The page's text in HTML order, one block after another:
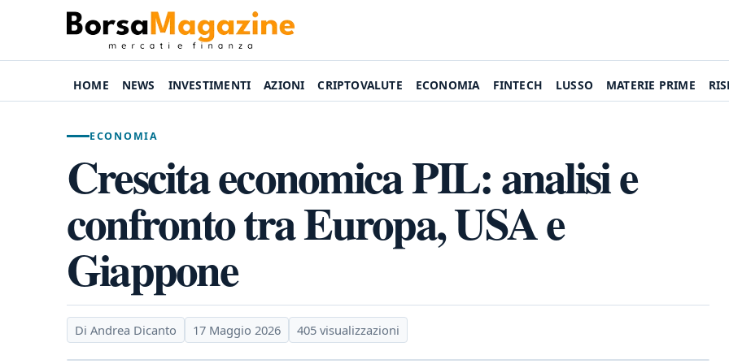
HOME NEWS INVESTIMENTI AZIONI CRIPTOVALUTE ECONOMIA FINTECH LUSSO MATERIE PRIME
ECONOMIA
Crescita economica PIL: analisi e
confronto tra Europa, USA e
Giappone
Di Andrea Dicanto 17 Maggio 2026 405 visualizzazioni